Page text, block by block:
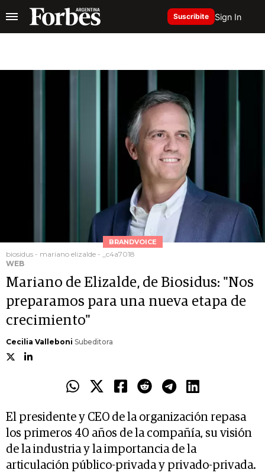
Suscribite Sign In
BRANDVOICE
biosidus - mariano elizalde - _c4a7018
WEB
Mariano de Elizalde, de Biosidus: "Nos
preparamos para una nueva etapa de
crecimiento"
Cecilia Valleboni Subeditora
El presidente y CEO de la organización repasa
los primeros 40 años de la compañía, su visión
de la industria y la importancia de la
articulación público-privada y privado-privada.